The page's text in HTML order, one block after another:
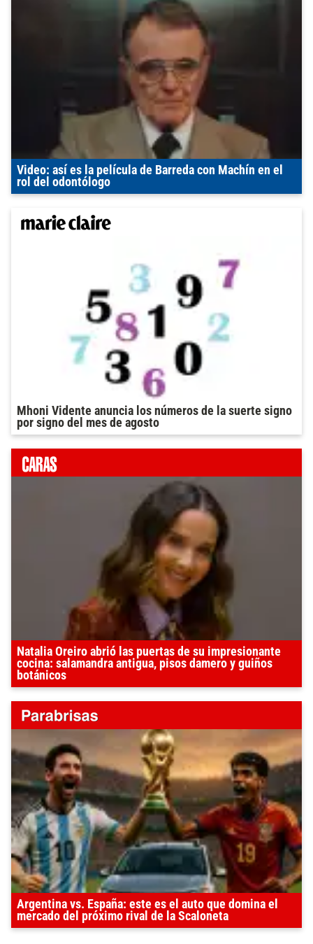
Video: así es la película de Barreda con Machín en el
rol del odontólogo
Mhoni Vidente anuncia los números de la suerte signo
por signo del mes de agosto
Natalia Oreiro abrió las puertas de su impresionante
cocina: salamandra antigua, pisos damero y guiños
botánicos
Argentina vs. España: este es el auto que domina el
mercado del próximo rival de la Scaloneta